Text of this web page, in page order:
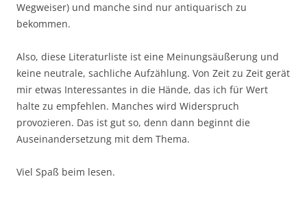
Wegweiser) und manche sind nur antiquarisch zu
bekommen.
Also, diese Literaturliste ist eine Meinungsäußerung und
keine neutrale, sachliche Aufzählung. Von Zeit zu Zeit gerät
mir etwas Interessantes in die Hände, das ich für Wert
halte zu empfehlen. Manches wird Widerspruch
provozieren. Das ist gut so, denn dann beginnt die
Auseinandersetzung mit dem Thema.
Viel Spaß beim lesen.